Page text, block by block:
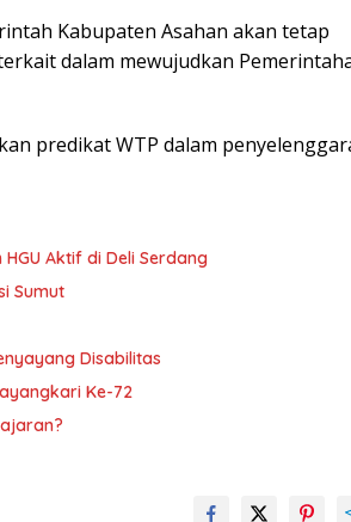
Kabupaten Asahan akan tetap
dalam mewujudkan
predikat WTP dalam
Aktif di Deli Serdang
Sumut
Disabilitas
Ke-72